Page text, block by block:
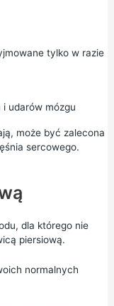
tylko w razie
i udarów mózgu
może być zalecona
sercowego.
dla którego nie
piersiową.
normalnych